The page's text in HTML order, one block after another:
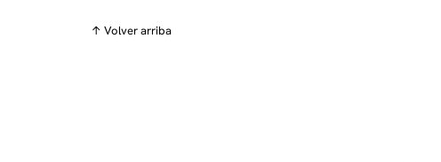
↑ Volver arriba